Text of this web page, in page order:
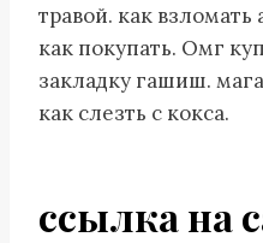
травой. как
как покупать. Омг
закладку гашиш.
как слезть с кокса.
ссылка на